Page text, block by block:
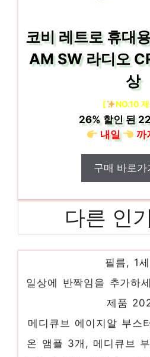
코비 레트로 휴대
AM SW 라디오
상
[ NO.10
26%할인 된
내일
까
구매 바로가
다른 인
신지모루 쉴드 카메라렌
필름, 1
일상에 반짝임을 추가하
제품
메디큐브 에이지알 부스
온 앰플 3개, 메디큐브
놓칠 수 없는 이번 특가!